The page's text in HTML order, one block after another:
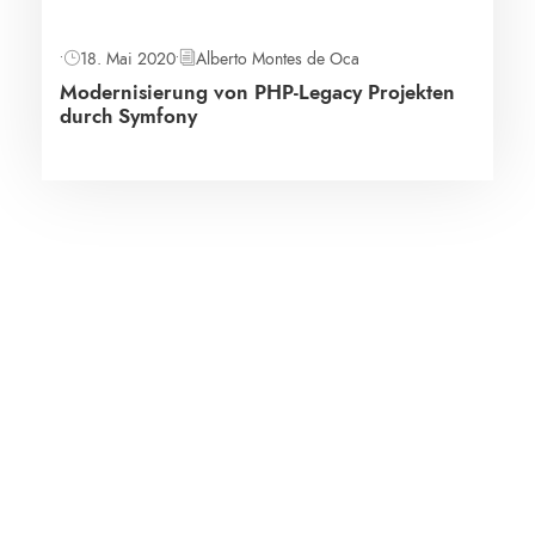
• 18. Mai 2020• Alberto Montes de Oca
Modernisierung von PHP-Legacy Projekten
durch Symfony